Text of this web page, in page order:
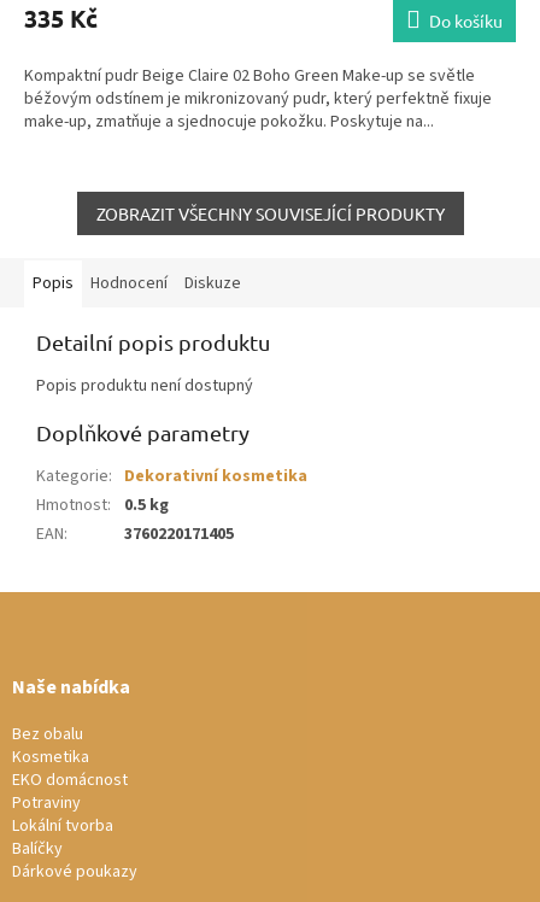
335 Kč Do košíku
Kompaktní pudr Beige Claire 02 Boho Green Make-up se světle
béžovým odstínem je mikronizovaný pudr, který perfektně fixuje
make-up, zmatňuje a sjednocuje pokožku. Poskytuje na...
ZOBRAZIT VŠECHNY SOUVISEJÍCÍ PRODUKTY
Popis Hodnocení Diskuze
Detailní popis produktu
Popis produktu není dostupný
Doplňkové parametry
Kategorie: Dekorativní kosmetika
Hmotnost:
0.5 kg
EAN: 3760220171405
Naše nabídka
Bez obalu
Kosmetika
EKO domácnost
Potraviny
Lokální tvorba
Balíčky
Dárkové poukazy